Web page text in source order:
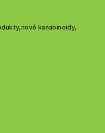
kanabinoidy,